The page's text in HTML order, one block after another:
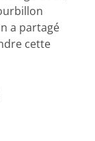
a partagé
cette